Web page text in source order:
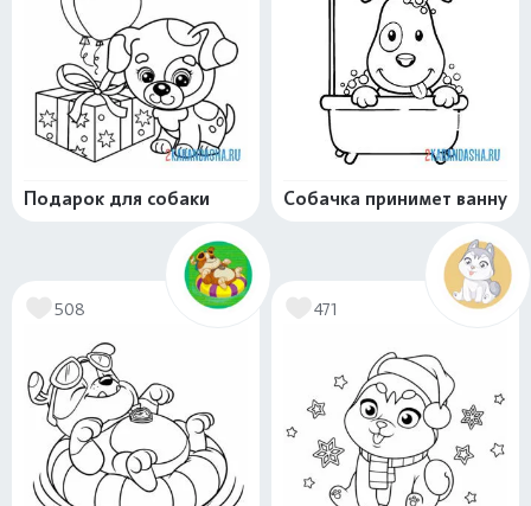
Подарок для собаки Собачка принимет ванну
508 471